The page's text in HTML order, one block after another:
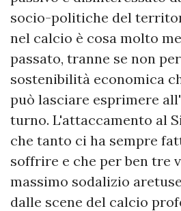
socio-politiche del
nel calcio è cosa molto
passato, tranne se non
sostenibilità economica
può lasciare esprimere
turno. L'attaccamento al
che tanto ci ha sempre
soffrire e che per ben tre
massimo sodalizio
dalle scene del calcio